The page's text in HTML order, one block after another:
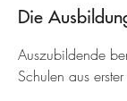
Die
Auszubildende
Schulen aus